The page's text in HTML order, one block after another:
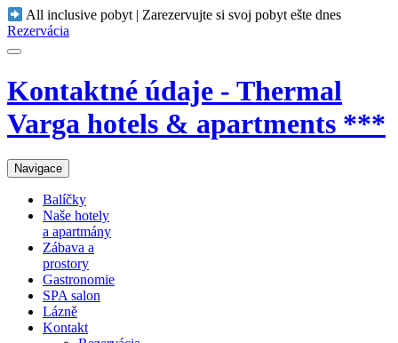
All inclusive pobyt | Zarezervujte si svoj pobyt ešte dnes
Rezervácia
Kontaktné údaje - Thermal
Varga hotels & apartments ***
Navigace
Balíčky
Naše hotely
a apartmány
Zábava a
prostory
Gastronomie
SPA salon
Lázně
Kontakt